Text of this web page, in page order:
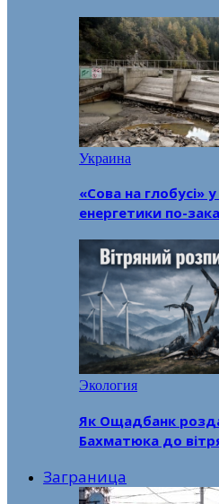
Украина
«Сова на глобусі»
енергетики по-
Экология
Як Ощадбанк
Бахматюка до
Заграница